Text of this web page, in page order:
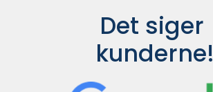
Det siger
kunderne!